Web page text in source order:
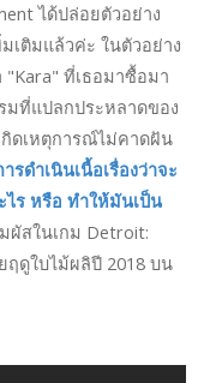
ได้ปล่อยตัวอย่าง
เติมแล้วค่ะ ในตัวอย่าง
ที่เธอมาซื้อมา
มที่แปลกประหลาดของ
ดเหตุการณ์ไม่คาดฝัน
รดำเนินเนื้อเรื่องว่าจะ
ไร หรือ ทำให้มันเป็น
สในเกม Detroit:
ฤดูใบไม้ผลิปี 2018 บน